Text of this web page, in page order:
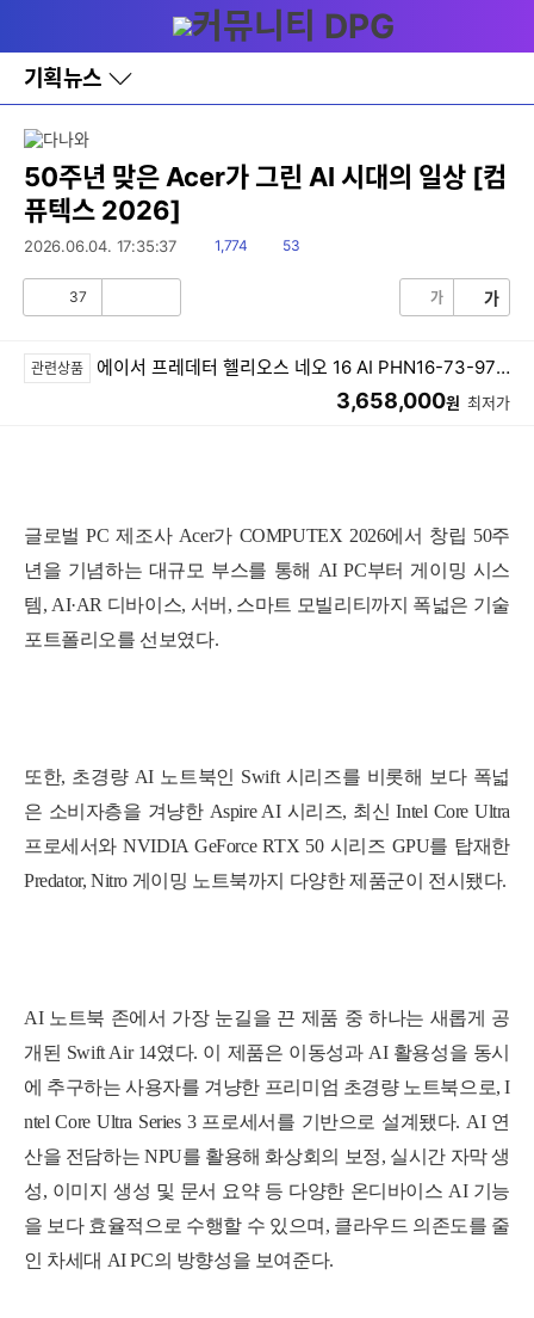
와
홈
기획뉴스
바
로
레
이
어
토
50주년 맞은 Acer가 그린 AI 시대의 일상 [컴
퓨텍스 2026]
2026.06.04. 17:35:37
읽
1,774
댓
53
공37 가 가
관련상품 에이서 프레데터 헬리오스 네오 16 AI PHN16-73-9797 (SSD 1TB)
3,658,000원 최저가
글로벌 PC 제조사 Acer가 COMPUTEX 2026에서 창립 50주
년을 기념하는 대규모 부스를 통해 AI PC부터 게이밍 시스
템, AI·AR 디바이스, 서버, 스마트 모빌리티까지 폭넓은 기술
포트폴리오를 선보였다.
또한, 초경량 AI 노트북인 Swift 시리즈를 비롯해 보다 폭넓
은 소비자층을 겨냥한 Aspire AI 시리즈, 최신 Intel Core Ultra
프로세서와 NVIDIA GeForce RTX 50 시리즈 GPU를 탑재한
Predator, Nitro 게이밍 노트북까지 다양한 제품군이 전시됐다.
AI 노트북 존에서 가장 눈길을 끈 제품 중 하나는 새롭게 공
개된 Swift Air 14였다. 이 제품은 이동성과 AI 활용성을 동시
에 추구하는 사용자를 겨냥한 프리미엄 초경량 노트북으로, I
ntel Core Ultra Series 3 프로세서를 기반으로 설계됐다. AI 연
산을 전담하는 NPU를 활용해 화상회의 보정, 실시간 자막 생
성, 이미지 생성 및 문서 요약 등 다양한 온디바이스 AI 기능
을 보다 효율적으로 수행할 수 있으며, 클라우드 의존도를 줄
인 차세대 AI PC의 방향성을 보여준다.